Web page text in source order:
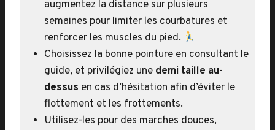
augmentez la distance sur plusieurs
semaines pour limiter les courbatures et
renforcer les muscles du pied.
Choisissez la bonne pointure en consultant le
guide, et privilégiez une demi taille au-
dessus en cas d’hésitation afin d’éviter le
flottement et les frottements.
Utilisez-les pour des marches douces,